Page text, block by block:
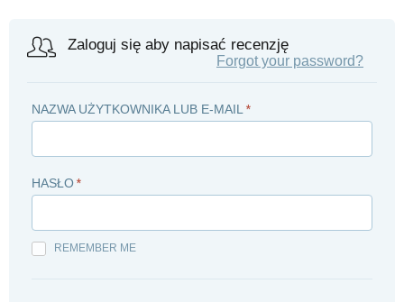
Zaloguj się aby napisać recenzję
Forgot your password?
NAZWA UŻYTKOWNIKA LUB E-MAIL *
HASŁO *
REMEMBER ME